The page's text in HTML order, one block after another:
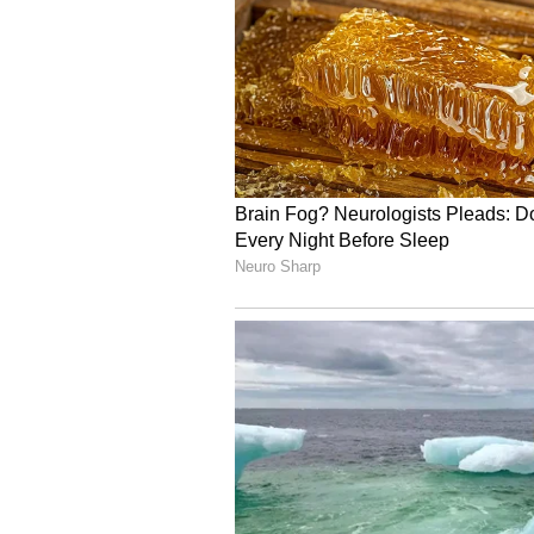
Most Expensive
கே.கே.ஆர் விலை கூறியதும், ஆர்.சி.பி
தேவை. எனவே வெங்கடேஷ் ஐயரின் விலை
ரூபாய் கூறியதும் ஏலம் சற்று நின்றது.
மீண்டும் 21 கோடி ரூபாய் கே.கே.ஆர்
23.75 கோடி ரூபாய்க்கு வாங்கியது என்பது